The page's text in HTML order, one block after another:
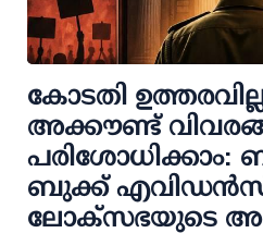
കോടതി
അക്കൗണ്ട്
പരിശോധിക്കാം:
ബുക്ക് എവിഡന്‍സ്
ലോക്സഭയുടെ